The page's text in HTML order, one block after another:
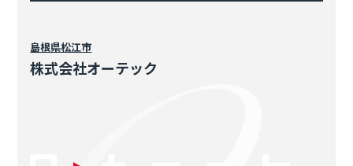
島根県松江市
株式会社オーテック